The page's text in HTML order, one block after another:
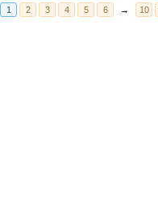
1 2 3 4 5 6 → 10